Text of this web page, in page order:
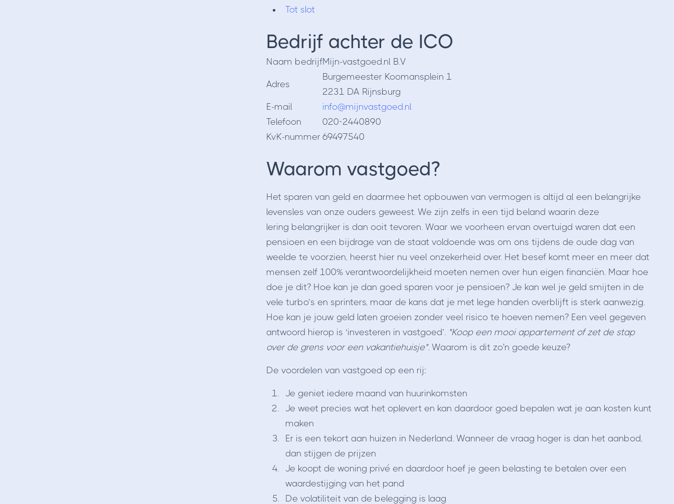
Tot slot
Bedrijf achter de ICO
Naam bedrijfMijn-vastgoed.nl B.V
Adres
Burgemeester Koomansplein 1
2231 DA Rijnsburg
E-mail
info@mijnvastgoed.nl
Telefoon
020-2440890
KvK-nummer 69497540
Waarom vastgoed?
Het sparen van geld en daarmee het opbouwen van vermogen is altijd al een belangrijke
levensles van onze ouders geweest. We zijn zelfs in een tijd beland waarin deze
lering belangrijker is dan ooit tevoren. Waar we voorheen ervan overtuigd waren dat een
pensioen en een bijdrage van de staat voldoende was om ons tijdens de oude dag van
weelde te voorzien, heerst hier nu veel onzekerheid over. Het besef komt meer en meer dat
mensen zelf 100% verantwoordelijkheid moeten nemen over hun eigen financiën. Maar hoe
doe je dit? Hoe kan je dan goed sparen voor je pensioen? Je kan wel je geld smijten in de
vele turbo’s en sprinters, maar de kans dat je met lege handen overblijft is sterk aanwezig.
Hoe kan je jouw geld laten groeien zonder veel risico te hoeven nemen? Een veel gegeven
antwoord hierop is ‘investeren in vastgoed’. "Koop een mooi appartement of zet de stap
over de grens voor een vakantiehuisje". Waarom is dit zo'n goede keuze?
De voordelen van vastgoed op een rij:
Je geniet iedere maand van huurinkomsten
Je weet precies wat het oplevert en kan daardoor goed bepalen wat je aan kosten kunt
maken
Er is een tekort aan huizen in Nederland. Wanneer de vraag hoger is dan het aanbod,
dan stijgen de prijzen
Je koopt de woning privé en daardoor hoef je geen belasting te betalen over een
waardestijging van het pand
De volatiliteit van de belegging is laag